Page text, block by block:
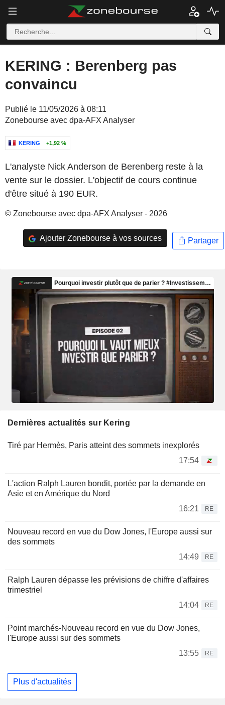
KERING : Berenberg pas
convaincu
Publié le 11/05/2026 à 08:11
Zonebourse avec dpa-AFX Analyser
KERING +1,92 %
L'analyste Nick Anderson de Berenberg reste à la
vente sur le dossier. L'objectif de cours continue
d'être situé à 190 EUR.
© Zonebourse avec dpa-AFX Analyser - 2026
Ajouter Zonebourse à vos sources Partager
Dernières actualités sur Kering
Tiré par Hermès, Paris atteint des sommets inexplorés
17:54
L'action Ralph Lauren bondit, portée par la demande en
Asie et en Amérique du Nord
16:21
RE
Nouveau record en vue du Dow Jones, l'Europe aussi sur
des sommets
14:49
RE
Ralph Lauren dépasse les prévisions de chiffre d'affaires
trimestriel
14:04
RE
Point marchés-Nouveau record en vue du Dow Jones,
l'Europe aussi sur des sommets
13:55
RE
Plus d'actualités